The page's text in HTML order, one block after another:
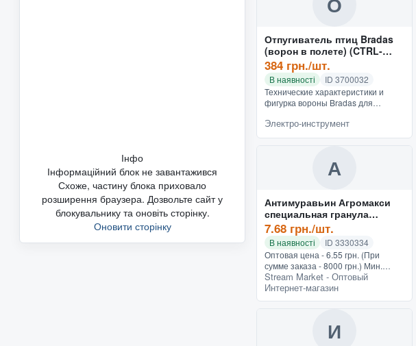
Інфо
Інформаційний блок не завантажився
Схоже, частину блока приховало
розширення браузера. Дозвольте сайт у
блокувальнику та оновіть сторінку.
Оновити сторінку
Отпугиватель птиц Bradas
(ворон в полете) (CTRL-
BR102)
384 грн./шт.
В наявності
ID 3700032
Технические характеристики и
фигурка вороны Bradas для
эффективности данной модели
является ее визуальное сходство с
Электро-инструмент
А
Антимуравьин Агромакси
специальная гранула
хлорпирифос 0.05% 120г
7.68 грн./шт.
В наявності
ID 3330334
Оптовая цена - 6.55 грн. (При
сумме заказа - 8000 грн.) Мин.
заказ - 150 грн.Рекомендации по
использованию: для борьбы с
садовыми муравьями на гряд...
Stream Market - Оптовый
Интернет-магазин
И